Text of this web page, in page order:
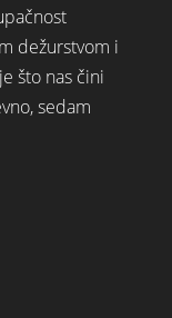
dežurstvom i
što nas čini
sedam